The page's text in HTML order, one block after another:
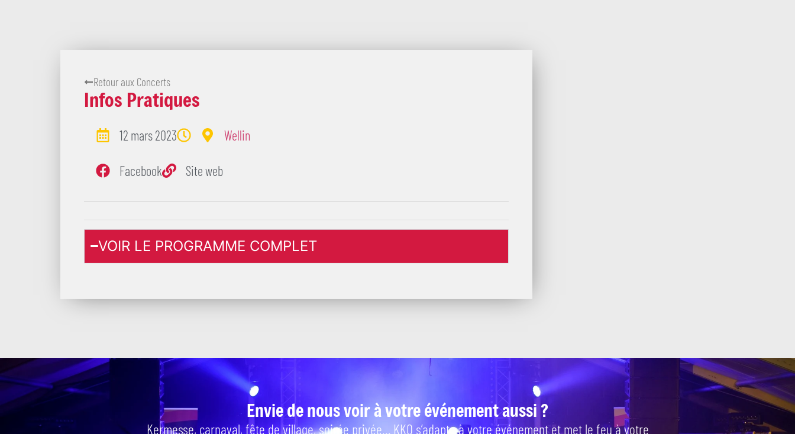
Retour aux Concerts
Infos Pratiques
12 mars 2023 Wellin
Facebook Site web
VOIR LE PROGRAMME COMPLET
Envie de nous voir à votre événement aussi ?
Kermesse, carnaval, fête de village, soirée privée… KKO s’adapte à votre événement et met le feu à votre